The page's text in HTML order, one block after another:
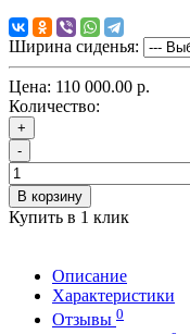
Ширина сиденья:
Цена: 110 000.00 р.
Количество:
+
-
В корзину
Купить в 1 клик
Описание
Характеристики
Отзывы 0